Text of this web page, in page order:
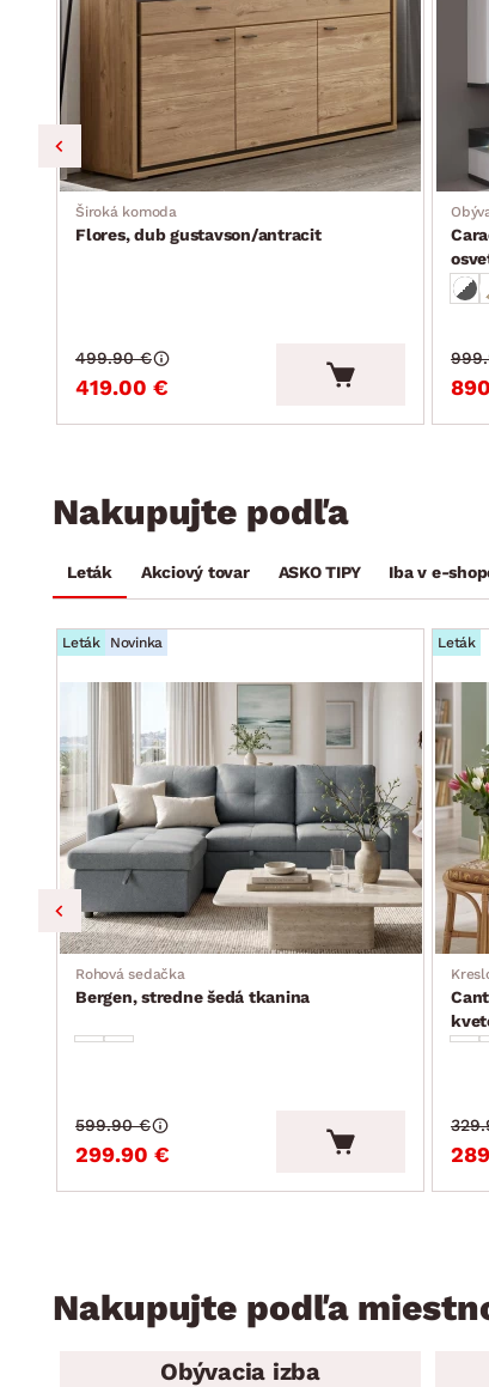
Široká komoda
Flores, dub gustavson/antracit
419.00 €
499.90 €
Nakupujte podľa
Leták Akciový tovar ASKO TIPY Iba v e-
Leták Novinka
Rohová sedačka
Bergen, stredne šedá tkanina
299.90 €
599.90 €
Leták
Nakupujte podľa
Obývacia izba